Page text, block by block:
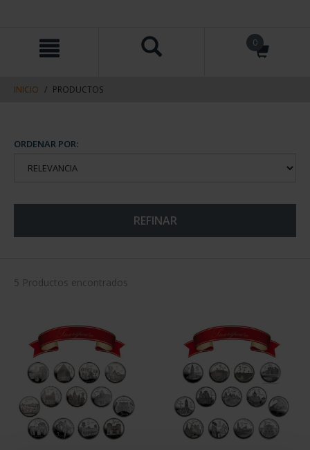
contenido
navegacin
0
INICIO PRODUCTOS
ORDENAR POR:
REFINAR
5 Productos encontrados